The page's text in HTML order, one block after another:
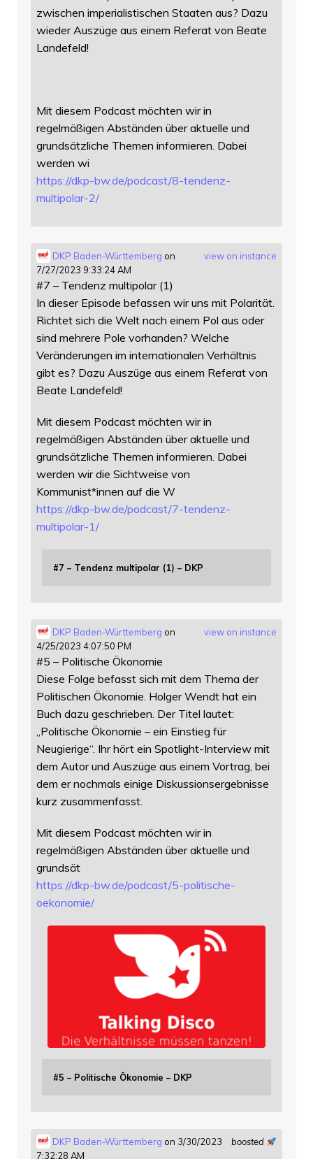
zwischen imperialistischen Staaten aus? Dazu
wieder Auszüge aus einem Referat von Beate
Landefeld!
Mit diesem Podcast möchten wir in
regelmäßigen Abständen über aktuelle und
grundsätzliche Themen informieren. Dabei
werden wi
https://dkp-bw.de/podcast/8-tendenz-
multipolar-2/
view on instance
DKP Baden-Württemberg on
7/27/2023 9:33:24 AM
#7 – Tendenz multipolar (1)
In dieser Episode befassen wir uns mit Polarität.
Richtet sich die Welt nach einem Pol aus oder
sind mehrere Pole vorhanden? Welche
Veränderungen im internationalen Verhältnis
gibt es? Dazu Auszüge aus einem Referat von
Beate Landefeld!
Mit diesem Podcast möchten wir in
regelmäßigen Abständen über aktuelle und
grundsätzliche Themen informieren. Dabei
werden wir die Sichtweise von
Kommunist*innen auf die W
https://dkp-bw.de/podcast/7-tendenz-
multipolar-1/
#7 – Tendenz multipolar (1) – DKP
view on instance
DKP Baden-Württemberg on
4/25/2023 4:07:50 PM
#5 – Politische Ökonomie
Diese Folge befasst sich mit dem Thema der
Politischen Ökonomie. Holger Wendt hat ein
Buch dazu geschrieben. Der Titel lautet:
„Politische Ökonomie – ein Einstieg für
Neugierige“. Ihr hört ein Spotlight-Interview mit
dem Autor und Auszüge aus einem Vortrag, bei
dem er nochmals einige Diskussionsergebnisse
kurz zusammenfasst.
Mit diesem Podcast möchten wir in
regelmäßigen Abständen über aktuelle und
grundsät
https://dkp-bw.de/podcast/5-politische-
oekonomie/
#5 – Politische Ökonomie – DKP
boosted
DKP Baden-Württemberg on 3/30/2023
7:32:28 AM